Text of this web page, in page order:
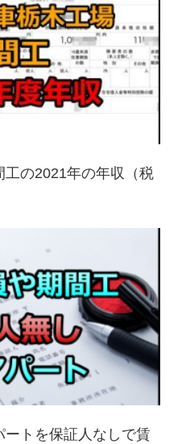
工の2021年の年収（税
トを保証人なしで賃